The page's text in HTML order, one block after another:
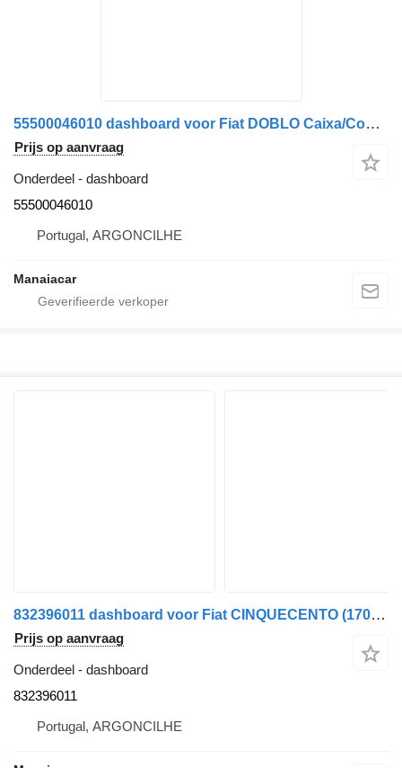
55500046010 dashboard voor Fiat DOBLO Caixa/Combi (263_) | 10 auto
Prijs op aanvraag
Onderdeel - dashboard
55500046010
Portugal, ARGONCILHE
Manaiacar
832396011 dashboard voor Fiat CINQUECENTO (170_) | 91 - 99 auto
Prijs op aanvraag
Onderdeel - dashboard
832396011
Portugal, ARGONCILHE